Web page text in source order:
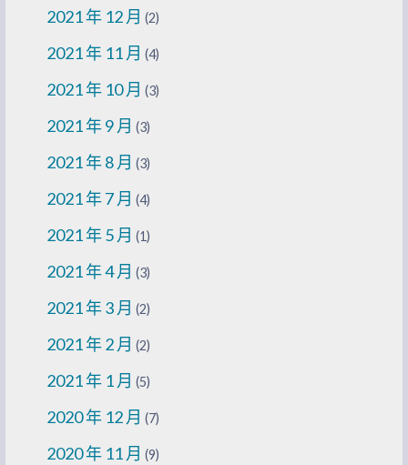
2021 年 12 月 (2)
2021 年 11 月 (4)
2021 年 10 月 (3)
2021 年 9 月 (3)
2021 年 8 月 (3)
2021 年 7 月 (4)
2021 年 5 月 (1)
2021 年 4 月 (3)
2021 年 3 月 (2)
2021 年 2 月 (2)
2021 年 1 月 (5)
2020 年 12 月 (7)
2020 年 11 月 (9)